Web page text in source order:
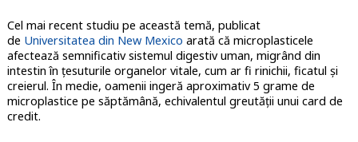
Cel mai recent studiu pe această temă, publicat
de Universitatea din New Mexico arată că microplasticele
afectează semnificativ sistemul digestiv uman, migrând din
intestin în țesuturile organelor vitale, cum ar fi rinichii, ficatul și
creierul. În medie, oamenii ingeră aproximativ 5 grame de
microplastice pe săptămână, echivalentul greutății unui card de
credit.